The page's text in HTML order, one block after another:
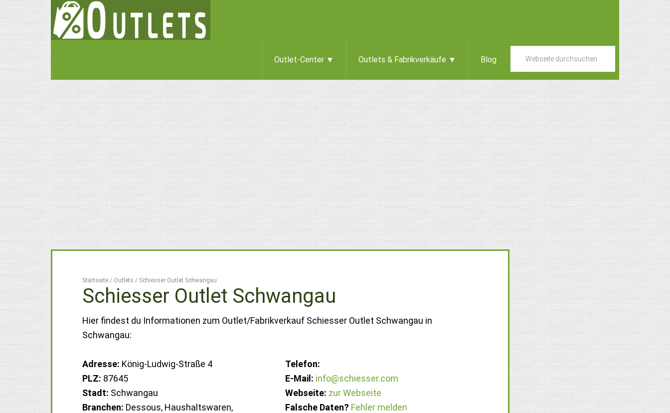
Outlet-Center ▼ Outlets & Fabrikverkäufe ▼ Blog
Startseite / Outlets / Schiesser Outlet Schwangau
Schiesser Outlet Schwangau
Hier findest du Informationen zum Outlet/Fabrikverkauf Schiesser Outlet Schwangau in
Schwangau:
Adresse: König-Ludwig-Straße 4
PLZ: 87645
Stadt: Schwangau
Branchen: Dessous, Haushaltswaren,
Telefon:
E-Mail: info@schiesser.com
Webseite: zur Webseite
Falsche Daten? Fehler melden